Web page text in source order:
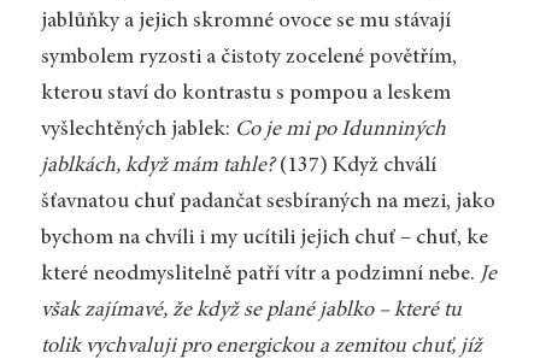
jablůňky a jejich skromné ovoce se mu stávají
symbolem ryzosti a čistoty zocelené povětřím,
kterou staví do kontrastu s pompou a leskem
vyšlechtěných jablek: Co je mi po Idunniných
jablkách, když mám tahle?(137) Když chválí
šťavnatou chuť padančat sesbíraných na mezi, jako
bychom na chvíli i my ucítili jejich chuť – chuť, ke
které neodmyslitelně patří vítr a podzimní nebe. Je
však zajímavé, že když se plané jablko – které tu
tolik vychvaluji pro energickou a zemitou chuť, jíž